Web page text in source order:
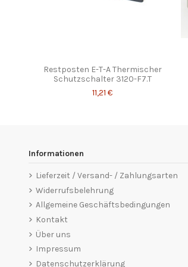
Restposten E-T-A Thermischer
Schutzschalter 3120-F7.T
11,21 €
Informationen
Lieferzeit / Versand- / Zahlungsarten
Widerrufsbelehrung
Allgemeine Geschäftsbedingungen
Kontakt
Über uns
Impressum
Datenschutzerklärung